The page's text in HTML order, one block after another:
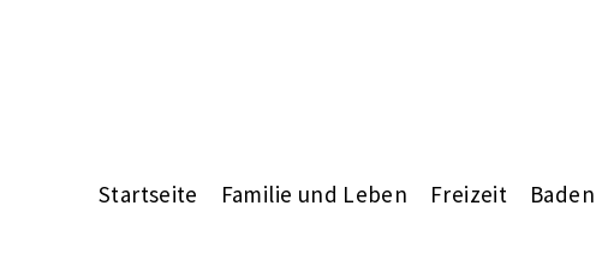
Startseite Familie und Leben Freizeit Baden